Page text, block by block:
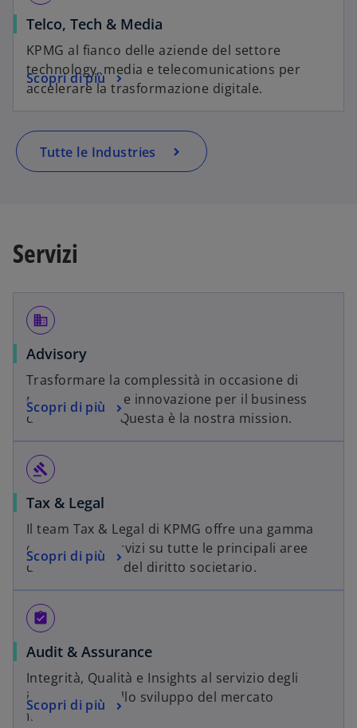
Telco, Tech & Media
KPMG al fianco delle aziende del settore
technology, media e telecomunications per
accelerare la trasformazione digitale.
Scopri di più
Tutte le Industries
Servizi
business
Advisory
Trasformare la complessità in occasione di
miglioramento e innovazione per il business
delle imprese. Questa è la nostra mission.
Scopri di più
gavel
Tax & Legal
Il team Tax & Legal di KPMG offre una gamma
completa di servizi su tutte le principali aree
della fiscalità e del diritto societario.
Scopri di più
assignment_turned_in
Audit & Assurance
Integrità, Qualità e Insights al servizio degli
investitori e dello sviluppo del mercato
finanziario.
Scopri di più